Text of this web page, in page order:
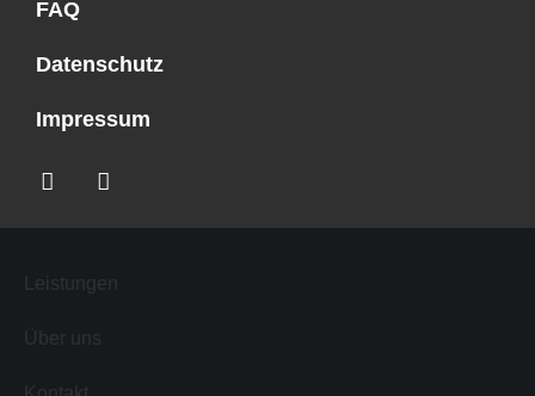
FAQ
Datenschutz
Impressum
Leistungen
Über uns